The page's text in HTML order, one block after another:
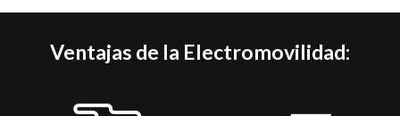
Ventajas de la Electromovilidad: